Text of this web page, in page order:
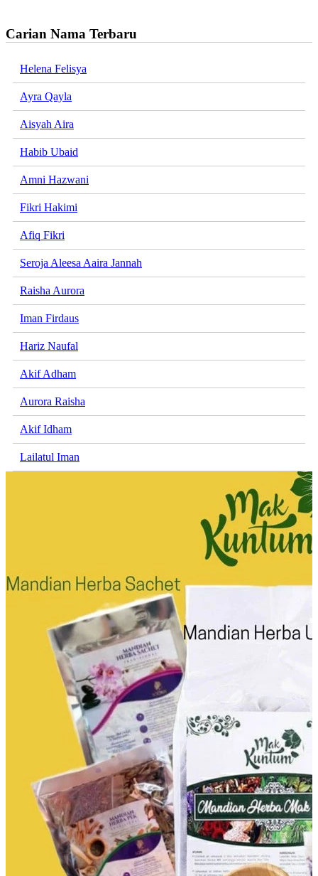
Carian Nama Terbaru
Helena Felisya
Ayra Qayla
Aisyah Aira
Habib Ubaid
Amni Hazwani
Fikri Hakimi
Afiq Fikri
Seroja Aleesa Aaira Jannah
Raisha Aurora
Iman Firdaus
Hariz Naufal
Akif Adham
Aurora Raisha
Akif Idham
Lailatul Iman